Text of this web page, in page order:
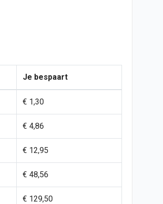
Je bespaart
€ 1,30
€ 4,86
€ 12,95
€ 48,56
€ 129,50